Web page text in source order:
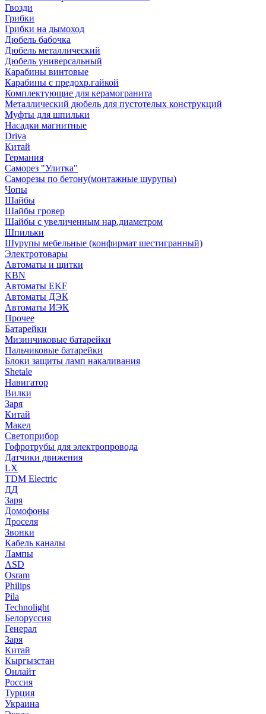
Гвозди
Грибки
Грибки на дымоход
Дюбель бабочка
Дюбель металлический
Дюбель универсальный
Карабины винтовые
Карабины с предохр.гайкой
Комплектующие для керамогранита
Металлический дюбель для пустотелых конструкций
Муфты для шпильки
Насадки магнитные
Driva
Китай
Германия
Саморез "Улитка"
Саморезы по бетону(монтажные шурупы)
Чопы
Шайбы
Шайбы гровер
Шайбы с увеличенным нар.диаметром
Шпильки
Шурупы мебельные (конфирмат шестигранный)
Электротовары
Автоматы и щитки
KBN
Автоматы EKF
Автоматы ДЭК
Автоматы ИЭК
Прочее
Батарейки
Мизинчиковые батарейки
Пальчиковые батарейки
Блоки защиты ламп накаливания
Shetale
Навигатор
Вилки
Заря
Китай
Макел
Светоприбор
Гофротрубы для электропровода
Датчики движения
LX
TDM Electric
ДД
Заря
Домофоны
Дроселя
Звонки
Кабель каналы
Лампы
ASD
Osram
Philips
Pila
Technolight
Белоруссия
Генерал
Заря
Китай
Кыргызстан
Онлайт
Россия
Турция
Украина